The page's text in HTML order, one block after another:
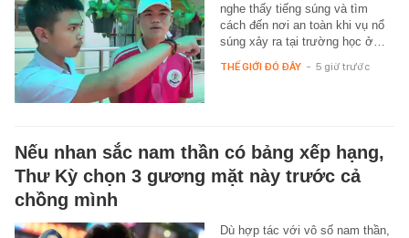
nghe thấy tiếng súng và tìm
cách đến nơi an toàn khi vụ nổ
súng xảy ra tại trường học ở…
THẾ GIỚI ĐÓ ĐÂY - 5 giờ trước
Nếu nhan sắc nam thần có bảng xếp hạng,
Thư Kỳ chọn 3 gương mặt này trước cả
chồng mình
Dù hợp tác với vô số nam thần,